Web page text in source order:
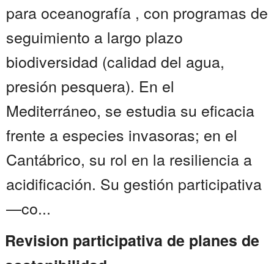
para oceanografía , con programas de
seguimiento a largo plazo
biodiversidad (calidad del agua,
presión pesquera). En el
Mediterráneo, se estudia su eficacia
frente a especies invasoras; en el
Cantábrico, su rol en la resiliencia a
acidificación. Su gestión participativa
—co...
Revision participativa de planes de